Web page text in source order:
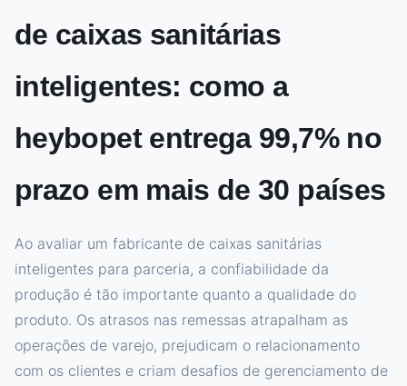
de caixas sanitárias
inteligentes: como a
heybopet entrega 99,7% no
prazo em mais de 30 países
Ao avaliar um fabricante de caixas sanitárias
inteligentes para parceria, a confiabilidade da
produção é tão importante quanto a qualidade do
produto. Os atrasos nas remessas atrapalham as
operações de varejo, prejudicam o relacionamento
com os clientes e criam desafios de gerenciamento de